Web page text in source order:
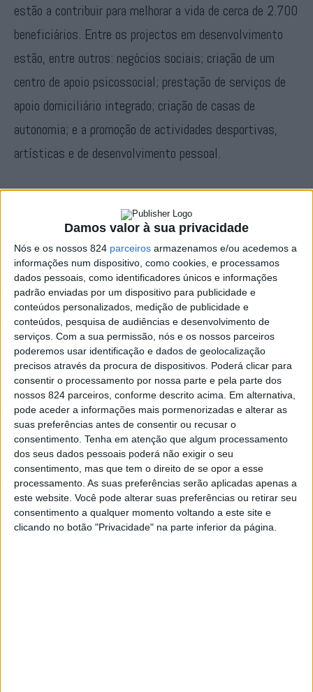
Damos valor à sua privacidade
Nós e os nossos 824 parceiros armazenamos e/ou acedemos a
informações num dispositivo, como cookies, e processamos
dados pessoais, como identificadores únicos e informações
padrão enviadas por um dispositivo para publicidade e
conteúdos personalizados, medição de publicidade e
conteúdos, pesquisa de audiências e desenvolvimento de
serviços. Com a sua permissão, nós e os nossos parceiros
poderemos usar identificação e dados de geolocalização
precisos através da procura de dispositivos. Poderá clicar para
consentir o processamento por nossa parte e pela parte dos
nossos 824 parceiros, conforme descrito acima. Em alternativa,
pode aceder a informações mais pormenorizadas e alterar as
suas preferências antes de consentir ou recusar o
consentimento. Tenha em atenção que algum processamento
dos seus dados pessoais poderá não exigir o seu
consentimento, mas que tem o direito de se opor a esse
processamento. As suas preferências serão aplicadas apenas a
este website. Você pode alterar suas preferências ou retirar seu
consentimento a qualquer momento voltando a este site e
clicando no botão "Privacidade" na parte inferior da página.
estão a contribuir para melhorar a vida de cerca de 2.700
beneficiários. Entre os projectos em desenvolvimento
estão, entre outros: negócios sociais; criação de um
centro de apoio psicossocial; prestação de serviços de
apoio domiciliário integrado; criação de casas de
autonomia; e a promoção de actividades desportivas,
artísticas e de desenvolvimento pessoal.
O BPI e a Fundação ”la Caixa” estão empenhados em
apoiar projectos de desenvolvimento pessoal e social
para uma vida mais autónoma, promovendo a capacitação
para as actividades da vida diária, a participação social e
a educação inclusiva. Em particular, o Prémio Capacitar
tem como prioridade promover o acesso deste grupo
social ao mercado de trabalho, especialmente das
mulheres, dado o seu maior risco de incorrerem em
situações de vulnerabilidade.
Refira-se que, sem apoios sociais, mais de 60% das
pessoas com deficiência estariam em risco de pobreza,
segundo revelou um relatório recente do Observatório da
Deficiência e Direitos Humanos (ODDH/ISCSP-
ULisboa), com dados de 2023.